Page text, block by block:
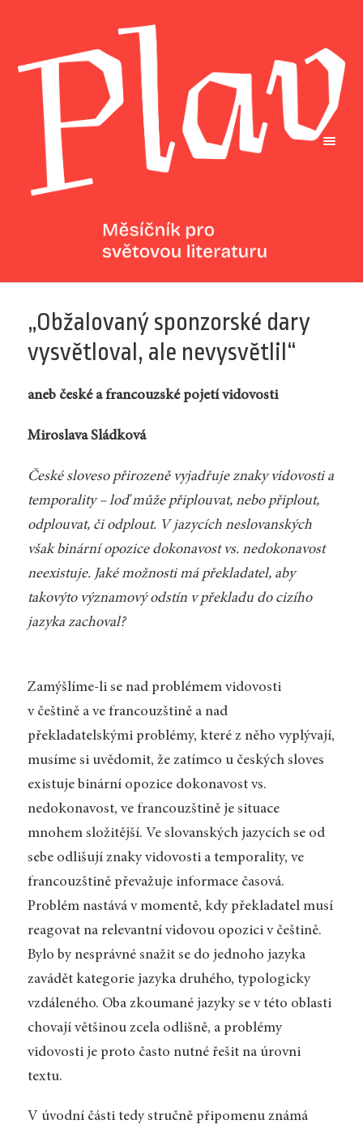
„Obžalovaný sponzorské dary
vysvětloval, ale nevysvětlil“
aneb české a francouzské pojetí vidovosti
Miroslava Sládková
České sloveso přirozeně vyjadřuje znaky vidovosti a
temporality – loď může připlouvat, nebo připlout,
odplouvat, či odplout. V jazycích neslovanských
však binární opozice dokonavost vs. nedokonavost
neexistuje. Jaké možnosti má překladatel, aby
takovýto významový odstín v překladu do cizího
jazyka zachoval?
Zamýšlíme-li se nad problémem vidovosti
v češtině a ve francouzštině a nad
překladatelskými problémy, které z něho vyplývají,
musíme si uvědomit, že zatímco u českých sloves
existuje binární opozice dokonavost vs.
nedokonavost, ve francouzštině je situace
mnohem složitější. Ve slovanských jazycích se od
sebe odlišují znaky vidovosti a temporality, ve
francouzštině převažuje informace časová.
Problém nastává v momentě, kdy překladatel musí
reagovat na relevantní vidovou opozici v češtině.
Bylo by nesprávné snažit se do jednoho jazyka
zavádět kategorie jazyka druhého, typologicky
vzdáleného. Oba zkoumané jazyky se v této oblasti
chovají většinou zcela odlišně, a problémy
vidovosti je proto často nutné řešit na úrovni
textu.
V úvodní části tedy stručně připomenu známá